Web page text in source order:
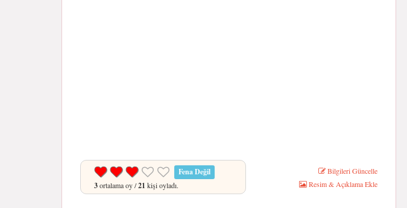
Fena Değil
3ortalama oy /21 kişi oyladı.
Bilgileri Güncelle
Resim & Açıklama Ekle